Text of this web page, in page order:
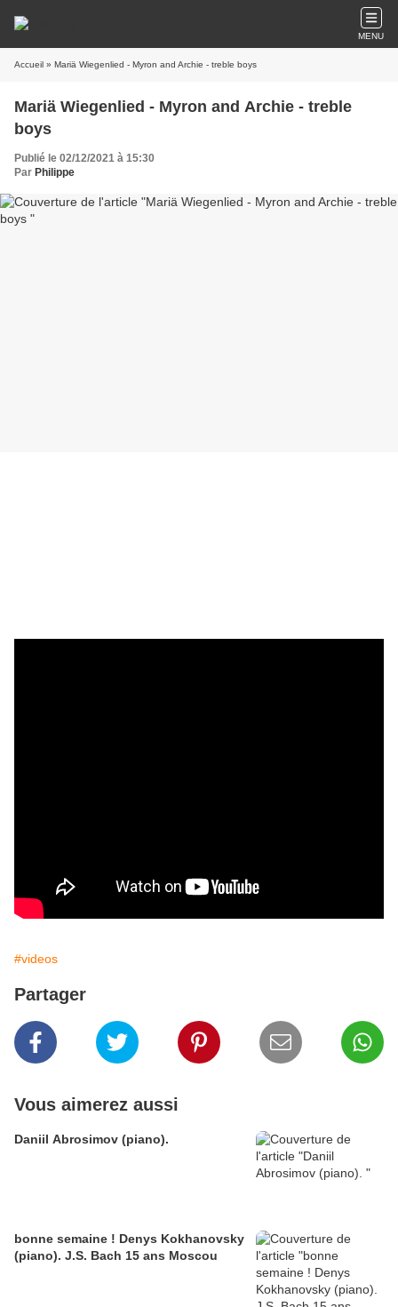
MENU
Accueil » Mariä Wiegenlied - Myron and Archie - treble boys
Mariä Wiegenlied - Myron and Archie - treble
boys
Publié le 02/12/2021 à 15:30
Par Philippe
#videos
Partager
Vous aimerez aussi
Daniil Abrosimov (piano).
bonne semaine ! Denys Kokhanovsky
(piano). J.S. Bach 15 ans Moscou